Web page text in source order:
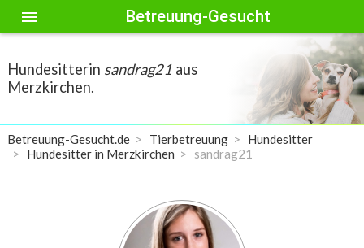
menu Betreuung-Gesucht
Hundesitterin sandrag21aus
Merzkirchen.
Betreuung-Gesucht.de Tierbetreuung
Hundesitter
Hundesitter in Merzkirchen
sandrag21